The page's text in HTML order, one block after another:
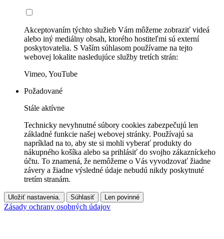
Akceptovaním týchto služieb Vám môžeme zobraziť videá
alebo iný mediálny obsah, ktorého hostiteľmi sú externí
poskytovatelia. S Vaším súhlasom používame na tejto
webovej lokalite nasledujúce služby tretích strán:
Vimeo, YouTube
Požadované
Stále aktívne
Technicky nevyhnutné súbory cookies zabezpečujú len
základné funkcie našej webovej stránky. Používajú sa
napríklad na to, aby ste si mohli vyberať produkty do
nákupného košíka alebo sa prihlásiť do svojho zákazníckeho
účtu. To znamená, že nemôžeme o Vás vyvodzovať žiadne
závery a žiadne výsledné údaje nebudú nikdy poskytnuté
tretím stranám.
Uložiť nastavenia. Súhlasiť Len povinné
Zásady ochrany osobných údajov